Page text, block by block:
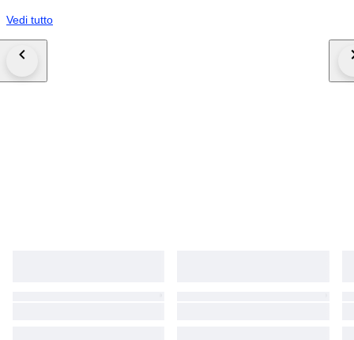
Vedi tutto